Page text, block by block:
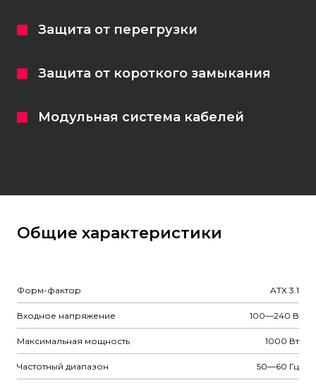
Защита от перегрузки
Защита от короткого замыкания
Модульная система кабелей
Общие характеристики
Форм-фактор ATX 3.1
Входное напряжение 100—240 В
Максимальная мощность 1000 Вт
Частотный диапазон 50—60 Гц